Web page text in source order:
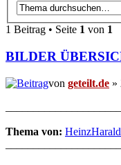
1 Beitrag • Seite 1 von 1
BILDER
von geteilt.de »
Thema von: